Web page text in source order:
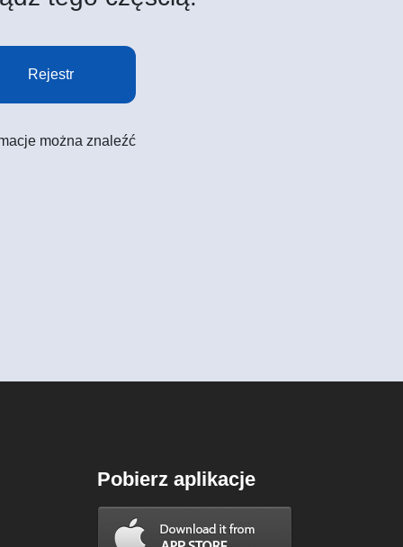
Rejestr
można znaleźć
Pobierz aplikacje